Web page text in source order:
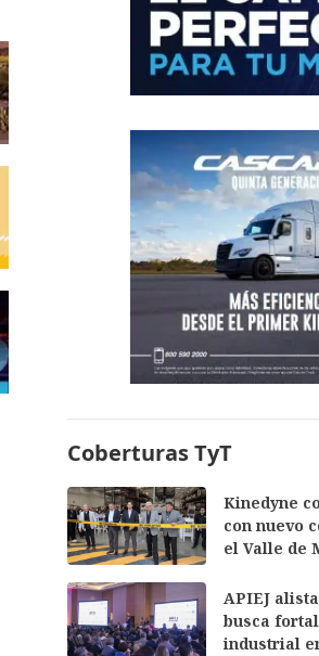
Coberturas TyT
Kinedyne
con nuevo
el Valle de
APIEJ
busca
industrial